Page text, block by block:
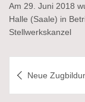
Am 29. Juni 2018
Halle (Saale) in
Stellwerkskanzel
Neue